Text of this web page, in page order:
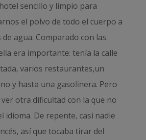
sencillo y limpio para
el polvo de todo el cuerpo a
de agua. Comparado con las
era importante: tenía la calle
varios restaurantes,un
y hasta una gasolinera. Pero
otra dificultad con la que no
idioma. De repente, casi nadie
así que tocaba tirar del